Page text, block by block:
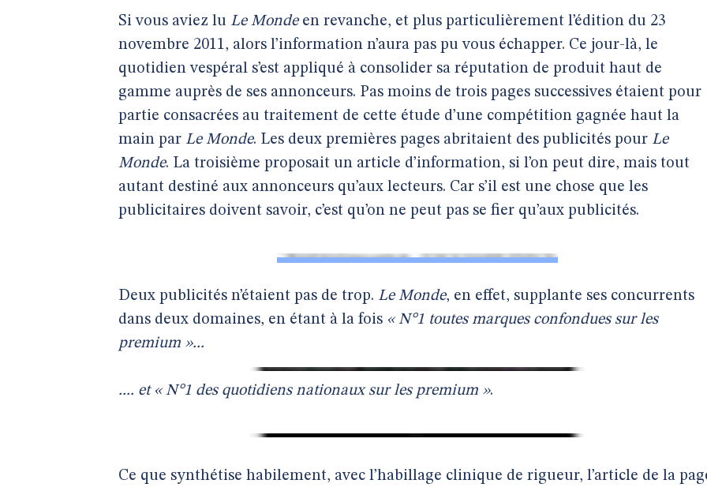
Si vous aviez lu Le Mondeen revanche, et plus particulièrement l’édition du 23
novembre 2011, alors l’information n’aura pas pu vous échapper. Ce jour-là, le
quotidien vespéral s’est appliqué à consolider sa réputation de produit haut de
gamme auprès de ses annonceurs. Pas moins de trois pages successives étaient pour
partie consacrées au traitement de cette étude d’une compétition gagnée haut la
main par Le Monde. Les deux premières pages abritaient des publicités pour Le
Monde. La troisième proposait un article d’information, si l’on peut dire, mais tout
autant destiné aux annonceurs qu’aux lecteurs. Car s’il est une chose que les
publicitaires doivent savoir, c’est qu’on ne peut pas se fier qu’aux publicités.
Deux publicités n’étaient pas de trop. Le Monde, en effet, supplante ses concurrents
dans deux domaines, en étant à la fois « N°1 toutes marques confondues sur les
premium »...
.... et « N°1 des quotidiens nationaux sur les premium ».
Ce que synthétise habilement, avec l’habillage clinique de rigueur, l’article de la